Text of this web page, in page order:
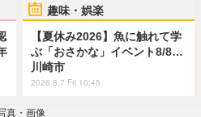
趣味・娯楽
【夏休み2026】魚に触れて学
ぶ「おさかな」イベント8/8…
川崎市
2026.8.7 Fri 10:45
真・画像